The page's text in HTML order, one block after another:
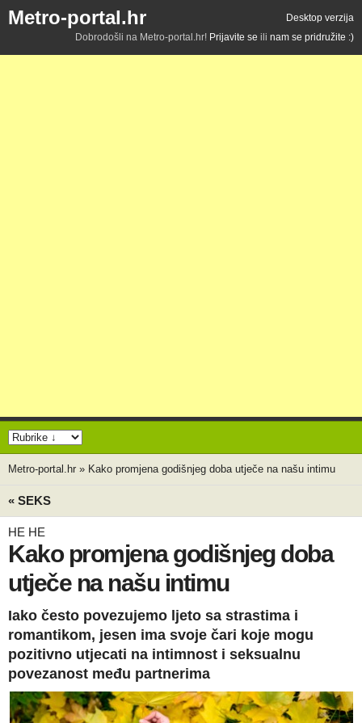
Metro-portal.hr
Desktop verzija
Dobrodošli na Metro-portal.hr! Prijavite se ili nam se pridružite :)
Metro-portal.hr » Kako promjena godišnjeg doba utječe na našu intimu
« SEKS
HE HE
Kako promjena godišnjeg doba
utječe na našu intimu
Iako često povezujemo ljeto sa strastima i
romantikom, jesen ima svoje čari koje mogu
pozitivno utjecati na intimnost i seksualnu
povezanost među partnerima